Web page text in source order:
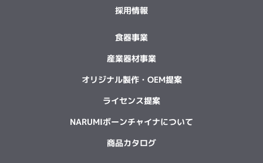
採用情報
食器事業
産業器材事業
オリジナル製作・OEM提案
ライセンス提案
NARUMIボーンチャイナについて
商品カタログ